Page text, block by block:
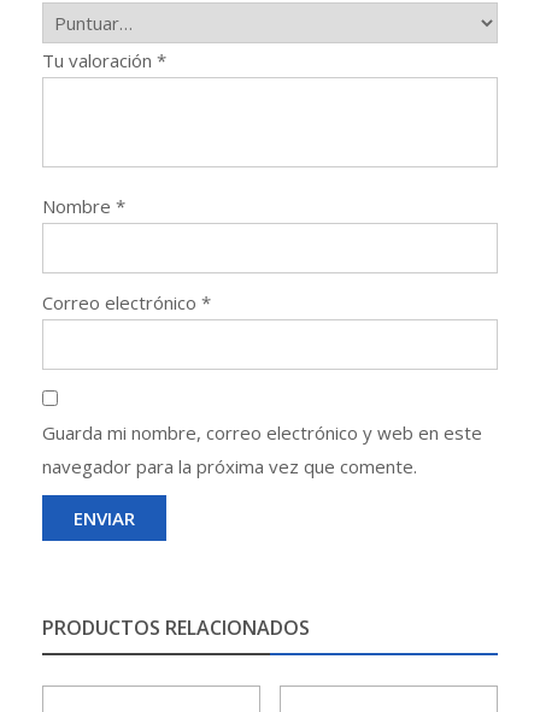
Tu valoración *
Nombre *
Correo electrónico *
Guarda mi nombre, correo electrónico y web en este
navegador para la próxima vez que comente.
PRODUCTOS RELACIONADOS